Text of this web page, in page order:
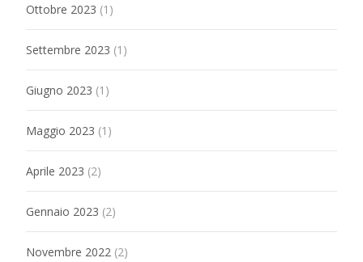
Ottobre 2023 (1)
Settembre 2023 (1)
Giugno 2023 (1)
Maggio 2023 (1)
Aprile 2023 (2)
Gennaio 2023 (2)
Novembre 2022 (2)